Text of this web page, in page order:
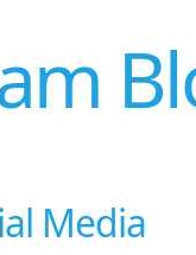
Media